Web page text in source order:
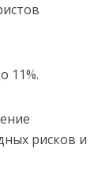
11%.
рисков и